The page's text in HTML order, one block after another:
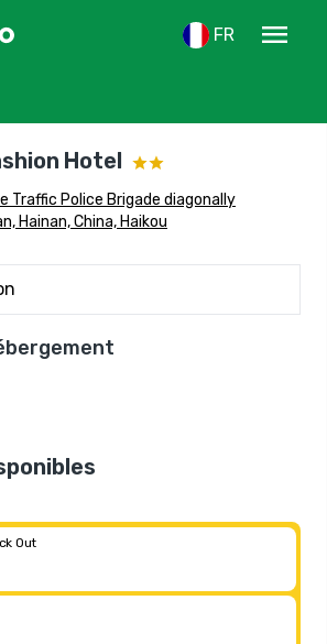
FR
menu
Hotel
Traffic Police Brigade diagonally
Hainan, China, Haikou
Out